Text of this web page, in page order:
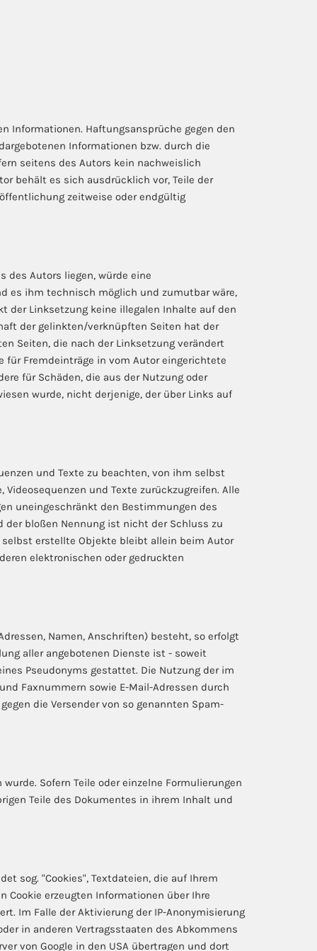
Informationen. Haftungsansprüche gegen den
Informationen bzw. durch die
seitens des Autors kein nachweislich
behält es sich ausdrücklich vor, Teile der
zeitweise oder endgültig
des Autors liegen, würde eine
es ihm technisch möglich und zumutbar wäre,
der Linksetzung keine illegalen Inhalte auf den
der gelinkten/verknüpften Seiten hat der
Seiten, die nach der Linksetzung verändert
für Fremdeinträge in vom Autor eingerichtete
für Schäden, die aus der Nutzung oder
wurde, nicht derjenige, der über Links auf
und Texte zu beachten, von ihm selbst
und Texte zurückzugreifen. Alle
uneingeschränkt den Bestimmungen des
bloßen Nennung ist nicht der Schluss zu
erstellte Objekte bleibt allein beim Autor
elektronischen oder gedruckten
Namen, Anschriften) besteht, so erfolgt
aller angebotenen Dienste ist - soweit
Pseudonyms gestattet. Die Nutzung der im
Faxnummern sowie E-Mail-Adressen durch
die Versender von so genannten Spam-
Sofern Teile oder einzelne Formulierungen
Teile des Dokumentes in ihrem Inhalt und
sog. "Cookies", Textdateien, die auf Ihrem
Cookie erzeugten Informationen über Ihre
Im Falle der Aktivierung der IP-Anonymisierung
in anderen Vertragsstaaten des Abkommens
von Google in den USA übertragen und dort